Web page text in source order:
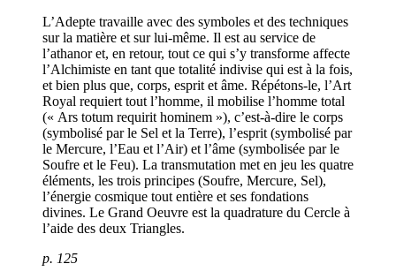
L’Adepte travaille avec des symboles et des techniques
sur la matière et sur lui-même. Il est au service de
l’athanor et, en retour, tout ce qui s’y transforme affecte
l’Alchimiste en tant que totalité indivise qui est à la fois,
et bien plus que, corps, esprit et âme. Répétons-le, l’Art
Royal requiert tout l’homme, il mobilise l’homme total
(« Ars totum requirit hominem »), c’est-à-dire le corps
(symbolisé par le Sel et la Terre), l’esprit (symbolisé par
le Mercure, l’Eau et l’Air) et l’âme (symbolisée par le
Soufre et le Feu). La transmutation met en jeu les quatre
éléments, les trois principes (Soufre, Mercure, Sel),
l’énergie cosmique tout entière et ses fondations
divines. Le Grand Oeuvre est la quadrature du Cercle à
l’aide des deux Triangles.
p. 125